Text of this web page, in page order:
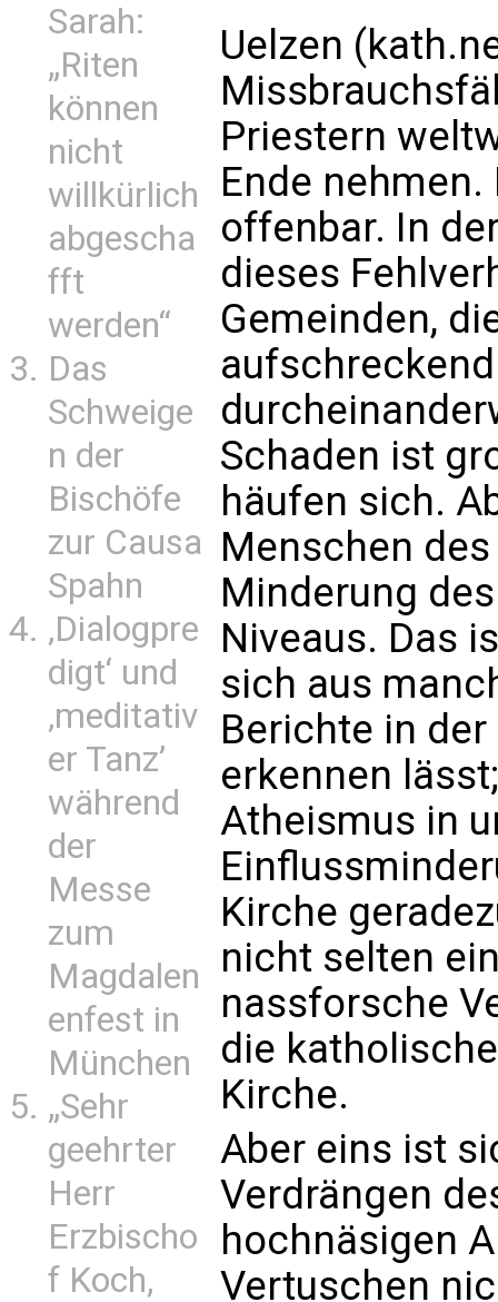
Sarah:
„Riten
können
nicht
willkürlich
abgescha
fft
werden“
Das
Schweige
n der
Bischöfe
zur Causa
Spahn
‚Dialogpre
digt‘ und
‚meditativ
er Tanz’
während
der
Messe
zum
Magdalen
enfest in
München
„Sehr
geehrter
Herr
Erzbischo
f Koch,
Uelzen
Priestern
Ende
offenbar. In
dieses
Gemeinden,
Schaden ist
häufen sich.
Menschen
Minderung
Niveaus. Das
sich aus
Berichte in
erkennen
Atheismus in
Kirche
nicht selten
nassforsche
die
Kirche.
Aber eins ist
Verdrängen
hochnäsigen
Vertuschen